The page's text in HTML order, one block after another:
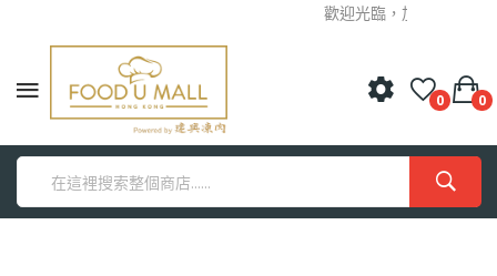
歡迎光臨，加入我哋，成為
0 0